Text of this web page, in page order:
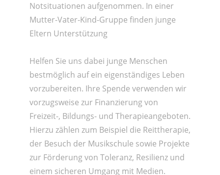
Notsituationen aufgenommen. In einer
Mutter-Vater-Kind-Gruppe finden junge
Eltern Unterstützung
Helfen Sie uns dabei junge Menschen
bestmöglich auf ein eigenständiges Leben
vorzubereiten. Ihre Spende verwenden wir
vorzugsweise zur Finanzierung von
Freizeit-, Bildungs- und Therapieangeboten.
Hierzu zählen zum Beispiel die Reittherapie,
der Besuch der Musikschule sowie Projekte
zur Förderung von Toleranz, Resilienz und
einem sicheren Umgang mit Medien.